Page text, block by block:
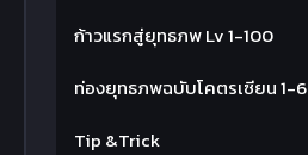
ก้าวแรกสู่ยุทธภพ Lv 1-100
ท่องยุทธภพฉบับโคตรเซียน 1-6
Tip &Trick